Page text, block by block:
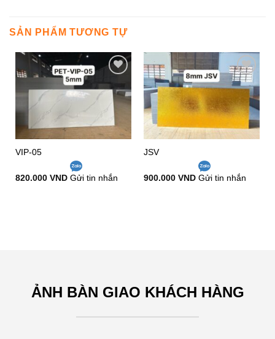
SẢN PHẨM TƯƠNG TỰ
Add to
wishlist
VIP-05
820.000 VND Gửi tin nhắn
Add to
wishlist
JSV
900.000 VND Gửi tin nhắn
ẢNH BÀN GIAO KHÁCH HÀNG